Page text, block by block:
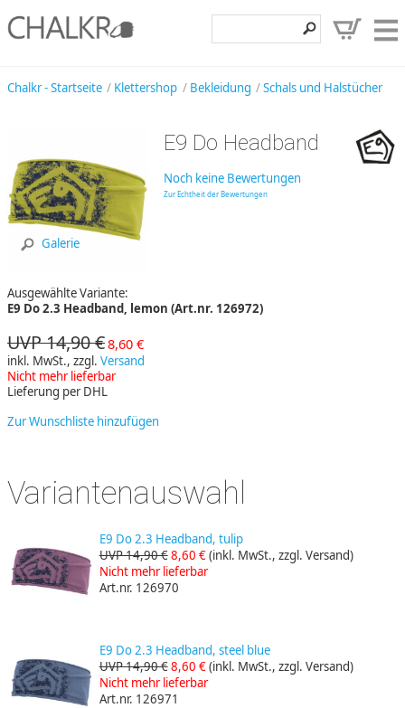
Klettershop
Entdecken
Chalkr - Startseite Klettershop Bekleidung Schals und Halstücher
Galerie
E9 Do Headband
Noch keine Bewertungen
Zur Echtheit der Bewertungen
Ausgewählte Variante:
E9 Do 2.3 Headband, lemon (Art.nr. 126972)
UVP 14,90 €8,60 €
inkl. MwSt., zzgl. Versand
Nicht mehr lieferbar
Lieferung per DHL
Zur Wunschliste hinzufügen
Variantenauswahl
E9 Do 2.3 Headband, tulip
UVP 14,90 €8,60 €(inkl. MwSt., zzgl. Versand)
Nicht mehr lieferbar
Art.nr. 126970
E9 Do 2.3 Headband, steel blue
UVP 14,90 €8,60 €(inkl. MwSt., zzgl. Versand)
Nicht mehr lieferbar
Art.nr. 126971